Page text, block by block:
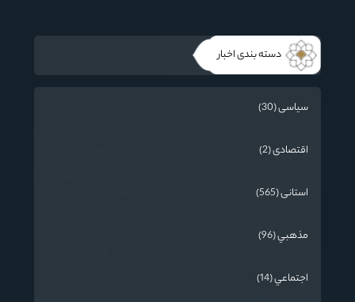
دسته بندی اخبار
سیاسی (30)
اقتصادی (2)
استانی (565)
مذهبي (96)
اجتماعي (14)